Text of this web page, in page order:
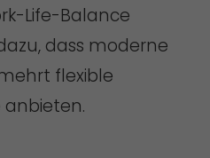
Life-Balance
dass moderne
flexible
anbieten.